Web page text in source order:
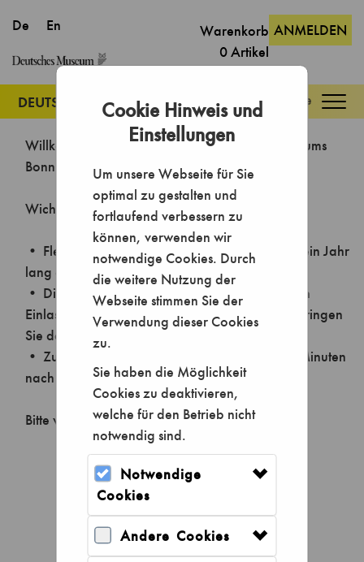
Cookie Hinweis und
Einstellungen
Um unsere Webseite für Sie
optimal zu gestalten und
fortlaufend verbessern zu
können, verwenden wir
notwendige Cookies. Durch
die weitere Nutzung der
Webseite stimmen Sie der
Verwendung dieser Cookies
zu.
Sie haben die Möglichkeit
Cookies zu deaktivieren,
welche für den Betrieb nicht
notwendig sind.
Notwendige
Cookies
Andere Cookies
Warenkorb
0Artikel
ANMELDEN